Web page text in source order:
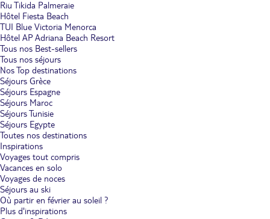
Riu Tikida Palmeraie
Hôtel Fiesta Beach
TUI Blue Victoria Menorca
Hôtel AP Adriana Beach Resort
Tous nos Best-sellers
Tous nos séjours
Nos Top destinations
Séjours Grèce
Séjours Espagne
Séjours Maroc
Séjours Tunisie
Séjours Egypte
Toutes nos destinations
Inspirations
Voyages tout compris
Vacances en solo
Voyages de noces
Séjours au ski
Où partir en février au soleil ?
Plus d'inspirations